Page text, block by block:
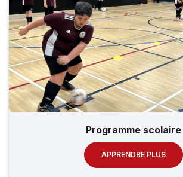
Programme scolaire
APPRENDRE PLUS